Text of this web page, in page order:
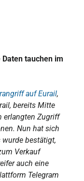
tauchen im
auf Eurail,
bereits Mitte
erlangten Zugriff
Nun hat sich
bestätigt,
Verkauf
auch eine
Telegram